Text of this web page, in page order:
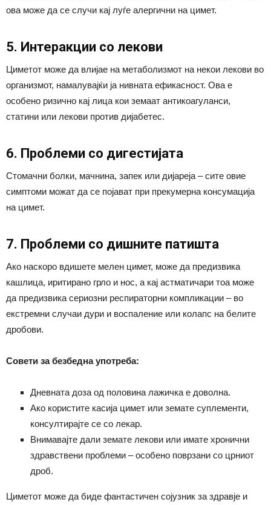
ова може да се случи кај луѓе алергични на цимет.
5. Интеракции со лекови
Циметот може да влијае на метаболизмот на некои лекови во
организмот, намалувајќи ја нивната ефикасност. Ова е
особено ризично кај лица кои земаат антикоагуланси,
статини или лекови против дијабетес.
6. Проблеми со дигестијата
Стомачни болки, мачнина, запек или дијареја – сите овие
симптоми можат да се појават при прекумерна консумација
на цимет.
7. Проблеми со дишните патишта
Ако наскоро вдишете мелен цимет, може да предизвика
кашлица, иритирано грло и нос, а кај астматичари тоа може
да предизвика сериозни респираторни компликации – во
екстремни случаи дури и воспаление или колапс на белите
дробови.
Совети за безбедна употреба:
Дневната доза од половина лажичка е доволна.
Ако користите касија цимет или земате суплементи,
консултирајте се со лекар.
Внимавајте дали земате лекови или имате хронични
здравствени проблеми – особено поврзани со црниот
дроб.
Циметот може да биде фантастичен сојузник за здравје и